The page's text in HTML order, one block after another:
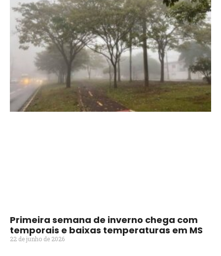
Primeira semana de inverno chega com
temporais e baixas temperaturas em MS
22 de junho de 2026